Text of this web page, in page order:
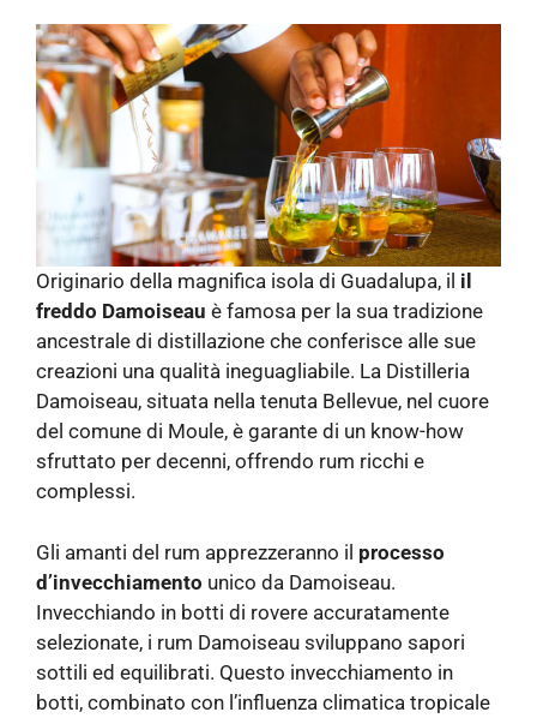
Originario della magnifica isola di Guadalupa, il il
freddo Damoiseau è famosa per la sua tradizione
ancestrale di distillazione che conferisce alle sue
creazioni una qualità ineguagliabile. La Distilleria
Damoiseau, situata nella tenuta Bellevue, nel cuore
del comune di Moule, è garante di un know-how
sfruttato per decenni, offrendo rum ricchi e
complessi.
Gli amanti del rum apprezzeranno il processo
d’invecchiamento unico da Damoiseau.
Invecchiando in botti di rovere accuratamente
selezionate, i rum Damoiseau sviluppano sapori
sottili ed equilibrati. Questo invecchiamento in
botti, combinato con l’influenza climatica tropicale